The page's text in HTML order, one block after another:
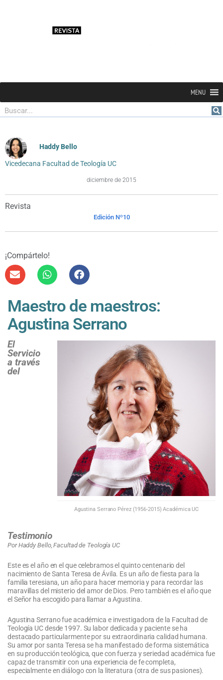
MENU
Buscar
Haddy Bello
Vicedecana Facultad de Teología UC
diciembre de 2015
Revista
Edición Nº10
¡Compártelo!
Maestro de maestros:
Agustina Serrano
Agustina Serrano Pérez (1956-2015) Académica UC
El
Servicio
a través
del
Testimonio
Por Haddy Bello, Facultad de Teología UC
Este es el año en el que celebramos el quinto centenario del
nacimiento de Santa Teresa de Ávila. Es un año de fiesta para la
familia teresiana, un año para hacer memoria y para recordar las
maravillas del misterio del amor de Dios. Pero también es el año que
el Señor ha escogido para llamar a Agustina.
Agustina Serrano fue académica e investigadora de la Facultad de
Teología UC desde 1997. Su labor dedicada y paciente se ha
destacado particularmente por su extraordinaria calidad humana.
Su amor por santa Teresa se ha manifestado de forma sistemática
en su producción teológica, que con fuerza y seriedad académica fue
capaz de transmitir con una experiencia de fe completa,
especialmente en diálogo con la literatura (otra de sus pasiones).